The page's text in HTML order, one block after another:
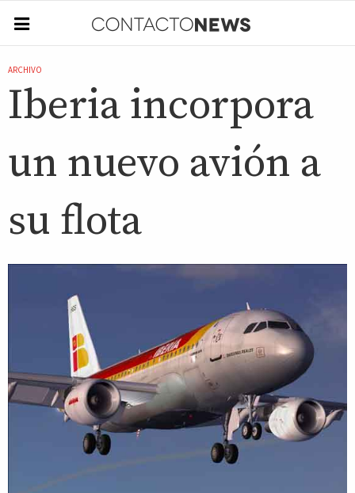
ARCHIVO
Iberia incorpora
un nuevo avión a
su flota